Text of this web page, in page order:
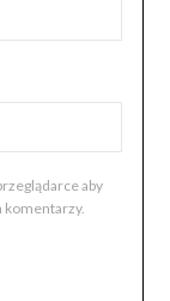
aby
komentarzy.